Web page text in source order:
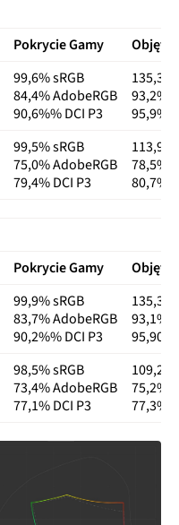
Pokrycie Gamy
99,6% sRGB
84,4% AdobeRGB
90,6%% DCI P3
135,3%
93,2%
95,9%
99,5% sRGB
75,0% AdobeRGB
79,4% DCI P3
113,9%
78,5%
80,7%
Pokrycie Gamy
99,9% sRGB
83,7% AdobeRGB
90,2%% DCI P3
135,3%
93,1%
95,90%
98,5% sRGB
73,4% AdobeRGB
77,1% DCI P3
109,2%
75,2%
77,3%